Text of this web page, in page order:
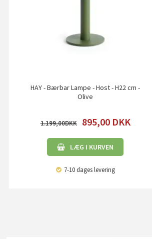
HAY - Bærbar Lampe - Host - H22 cm -
Olive
1.199,00 895,00 DKK
LÆG I KURVEN
7-10 dages levering